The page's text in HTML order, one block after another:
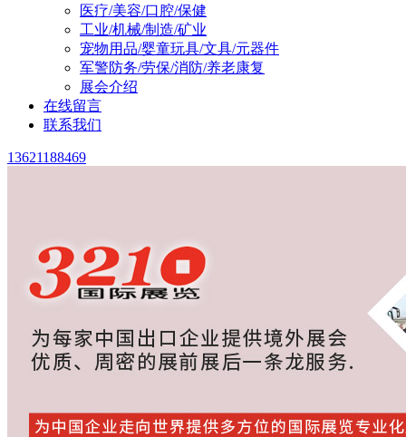
医疗/美容/口腔/保健
工业/机械/制造/矿业
宠物用品/婴童玩具/文具/元器件
军警防务/劳保/消防/养老康复
展会介绍
在线留言
联系我们
13621188469